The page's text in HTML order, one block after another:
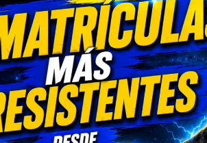
Dirección más directa , para un mejor
Frenos Brembo de 19 pulgadas, de
Neumáticos más anchos, para mayor
Todo pensado para que elToyota Supra
tanto en carretera como en circuito.
Diseño exclusivo